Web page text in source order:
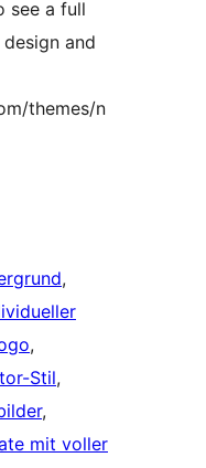
see a full
and
themes/n
Stil
mit voller